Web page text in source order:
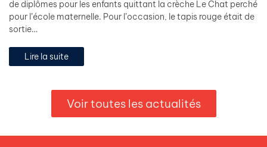
de diplômes pour les enfants quittant la crèche Le Chat perché
pour l’école maternelle. Pour l’occasion, le tapis rouge était de
sortie…
Lire la suite
Voir toutes les actualités